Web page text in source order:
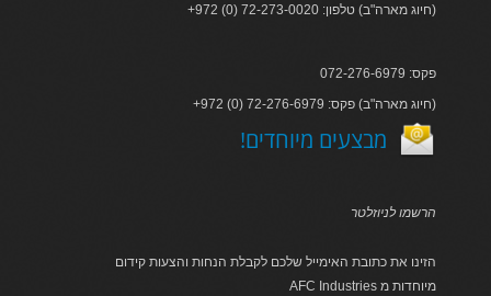
+972 (0) 72-273-0020 :חיוג מארה"ב) טלפון)
פקס: 072-276-6979
+972 (0) 72-276-6979 :חיוג מארה"ב) פקס)
!מבצעים מיוחדים
הרשמו לניוזלטר
הזינו את כתובת האימייל שלכם לקבלת הנחות והצעות קידום
AFC Industries מיוחדות מ